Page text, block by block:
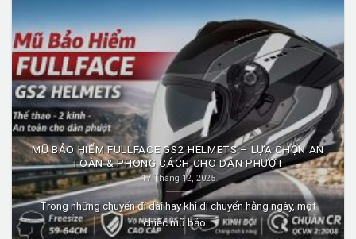
Mũ fullface GS2 là dòng mũ bảo hiểm fullface được nhiều người
lựa chọn nhờ...
MŨ BẢO HIỂM FULLFACE GS2 HELMETS – LỰA CHỌN AN
TOÀN & PHONG CÁCH CHO DÂN PHƯỢT
17 Tháng 12, 2025
Trong những chuyến đi dài hay khi di chuyển hằng ngày, một
chiếc mũ bảo...